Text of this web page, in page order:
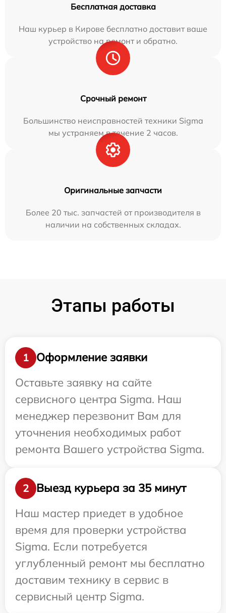
Бесплатная доставка
Наш курьер в Кирове бесплатно доставит ваше
устройство на ремонт и обратно.
Срочный ремонт
Большинство неисправностей техники Sigma
мы устраняем в течение 2 часов.
Оригинальные запчасти
Более 20 тыс. запчастей от производителя в
наличии на собственных складах.
Этапы работы
1
Оформление заявки
Оставьте заявку на сайте
сервисного центра Sigma. Наш
менеджер перезвонит Вам для
уточнения необходимых работ
ремонта Вашего устройства Sigma.
2
Выезд курьера за 35 минут
Наш мастер приедет в удобное
время для проверки устройства
Sigma. Если потребуется
углубленный ремонт мы бесплатно
доставим технику в сервис в
сервисный центр Sigma.